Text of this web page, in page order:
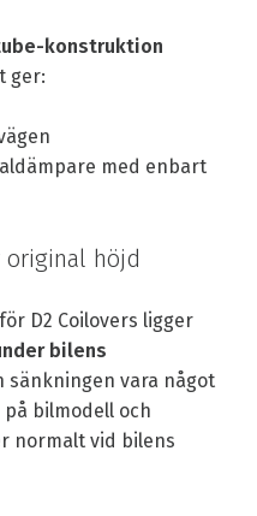
konstruktion
ger:
med enbart
original höjd
D2 Coilovers ligger
bilens
sänkningen vara något
bilmodell och
normalt vid bilens